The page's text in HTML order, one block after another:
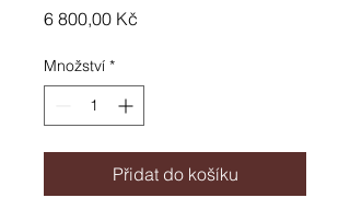
6 800,00 Kč
Množství *
Přidat do košíku